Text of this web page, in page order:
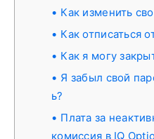
Как изменить
Как отписаться
Как я могу
Я забыл свой
ь?
Плата за
комиссия в IQ